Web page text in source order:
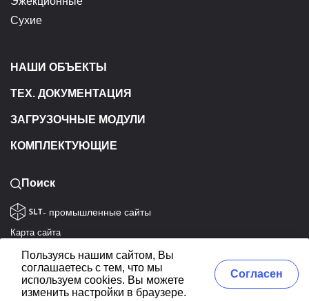
Пользуясь нашим сайтом, Вы
соглашаетесь с тем, что мы
используем cookies. Вы можете
изменить настройки в браузере.
Согласен
Сухие
НАШИ ОБЪЕКТЫ
ТЕХ. ДОКУМЕНТАЦИЯ
ЗАГРУЗОЧНЫЕ МОДУЛИ
КОМПЛЕКТУЮЩИЕ
Поиск
- промышленные сайты
Карта сайта
Политика конфиденциальности
Согласие на обработку данных
ЭКОТЭП © 1992-2026. Все права защищены